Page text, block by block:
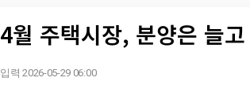
4월 주택시장, 분양은 늘
입력 2026-05-29 06:00